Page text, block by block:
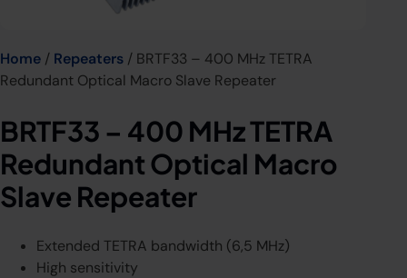
Home / Repeaters / BRTF33 – 400 MHz TETRA
Redundant Optical Macro Slave Repeater
BRTF33 – 400 MHz TETRA
Redundant Optical Macro
Slave Repeater
Extended TETRA bandwidth (6,5 MHz)
High sensitivity